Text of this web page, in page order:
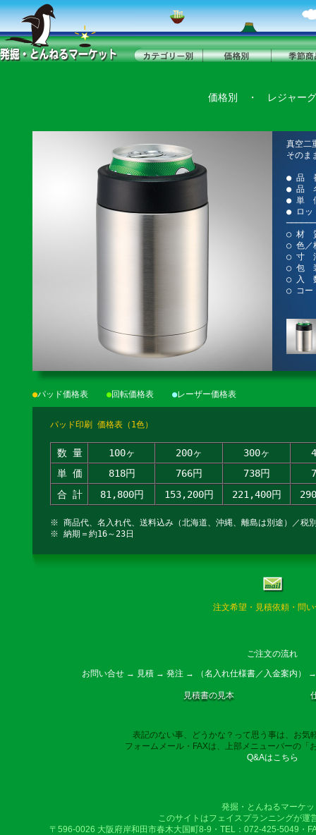
価格別 ・ レジャー
真空二
そのま
● 品
● 品
● 単
● ロッ
○ 材 質
○ 色／
○ 寸
○ 包
○ 入
○ コー
●パッド価格表 ●回転価格表 ●レーザー価格表
パッド印刷 価格表（1色）
数 量 100ヶ 200ヶ 300ヶ
単 価
818円 766円 738円
合 計
81,800円 153,200円 221,400円
※ 商品代、名入れ代、送料込み（北海道、沖縄、離島は別途）／税
※ 納期＝約16～23日
注文希望・見積依頼・問
ご注文の流れ
お問い合せ → 見積 → 発注 → （名入れ仕様書／入金案内）
見積書の見本
表記のない事、どうかな？って思う事は、お気
フォームメール・FAXは、上部メニューバーの「
Q&Aはこちら
発掘・とんねるマーケ
このサイトはフェイスプランニングが運
〒596-0026 大阪府岸和田市春木大国町8-9・TEL：072-425-5049・